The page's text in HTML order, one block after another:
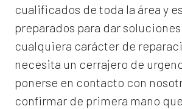
cualificados de toda la área y
preparados para dar
cualquiera carácter de
necesita un cerrajero de
ponerse en contacto con
confirmar de primera mano